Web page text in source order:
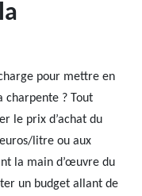
pour mettre en
? Tout
le prix d’achat du
litre ou aux
la main d’œuvre du
un budget allant de